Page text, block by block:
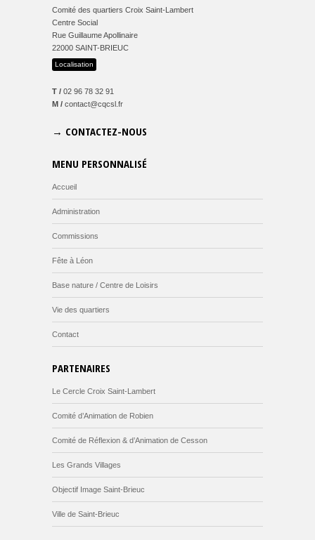
Comité des quartiers Croix Saint-Lambert
Centre Social
Rue Guillaume Apollinaire
22000 SAINT-BRIEUC
Localisation
T / 02 96 78 32 91
M / contact@cqcsl.fr
→ CONTACTEZ-NOUS
MENU PERSONNALISÉ
Accueil
Administration
Commissions
Fête à Léon
Base nature / Centre de Loisirs
Vie des quartiers
Contact
PARTENAIRES
Le Cercle Croix Saint-Lambert
Comité d’Animation de Robien
Comité de Réflexion & d’Animation de Cesson
Les Grands Villages
Objectif Image Saint-Brieuc
Ville de Saint-Brieuc